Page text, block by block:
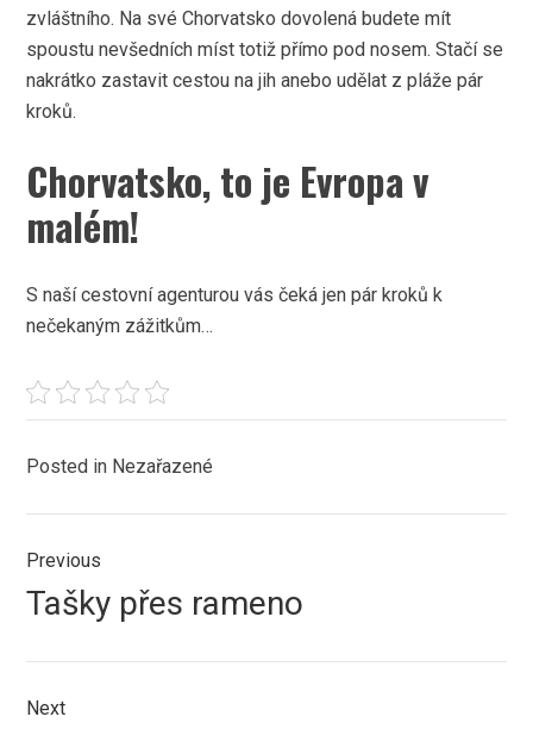
zvláštního. Na své Chorvatsko dovolená budete mít
spoustu nevšedních míst totiž přímo pod nosem. Stačí se
nakrátko zastavit cestou na jih anebo udělat z pláže pár
kroků.
Chorvatsko, to je Evropa v
malém!
S naší cestovní agenturou vás čeká jen pár kroků k
nečekaným zážitkům…
Posted in Nezařazené
Navigace
pro
příspěvek
Previous
Previous
post:
Tašky přes rameno
Next